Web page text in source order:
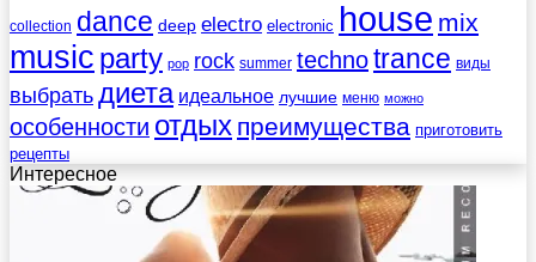
collection dance deep electro electronic house mix
music party pop rock summer technotrance виды
выбратьдиета идеальное лучшие меню можно
особенности отдых преимущества приготовить
рецепты
Интересное